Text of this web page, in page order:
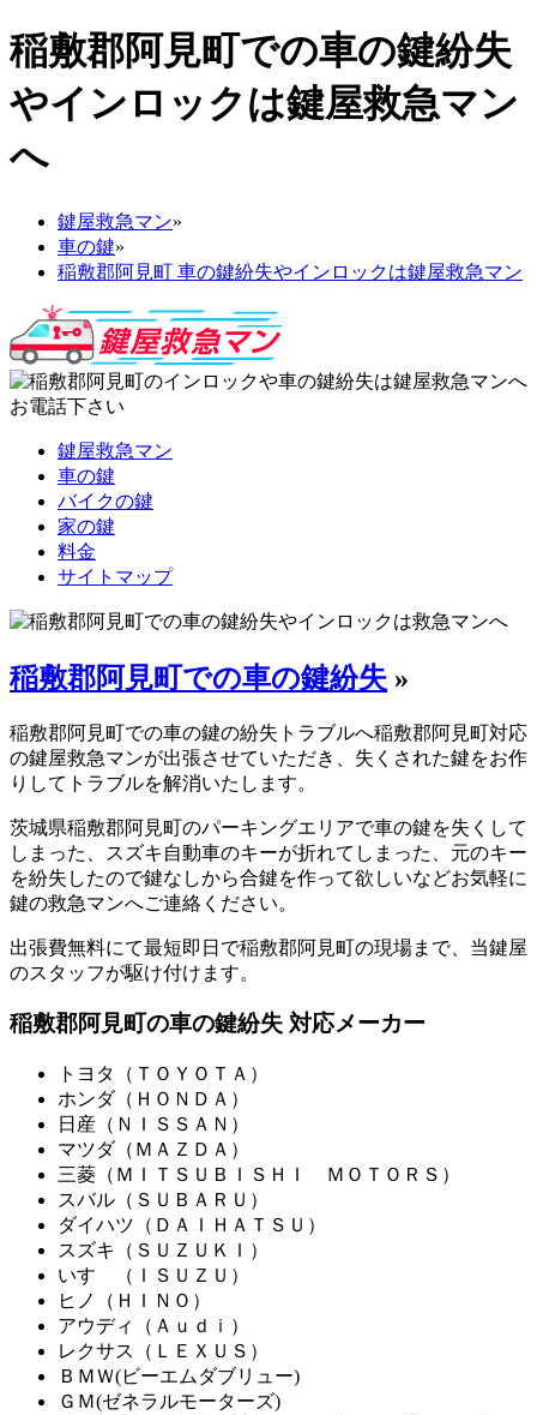
稲敷郡阿見町での車の鍵紛失
やインロックは鍵屋救急マン
へ
鍵屋救急マン»
車の鍵»
稲敷郡阿見町 車の鍵紛失やインロックは鍵屋救急マン
鍵屋救急マン
車の鍵
バイクの鍵
家の鍵
料金
サイトマップ
稲敷郡阿見町での車の鍵紛失 »
稲敷郡阿見町での車の鍵の紛失トラブルへ稲敷郡阿見町対応
の鍵屋救急マンが出張させていただき、失くされた鍵をお作
りしてトラブルを解消いたします。
茨城県稲敷郡阿見町のパーキングエリアで車の鍵を失くして
しまった、スズキ自動車のキーが折れてしまった、元のキー
を紛失したので鍵なしから合鍵を作って欲しいなどお気軽に
鍵の救急マンへご連絡ください。
出張費無料にて最短即日で稲敷郡阿見町の現場まで、当鍵屋
のスタッフが駆け付けます。
稲敷郡阿見町の車の鍵紛失 対応メーカー
トヨタ（ＴＯＹＯＴＡ）
ホンダ（ＨＯＮＤＡ）
日産（ＮＩＳＳＡＮ）
マツダ（ＭＡＺＤＡ）
三菱（ＭＩＴＳＵＢＩＳＨＩ ＭＯＴＯＲＳ）
スバル（ＳＵＢＡＲＵ）
ダイハツ（ＤＡＩＨＡＴＳＵ）
スズキ（ＳＵＺＵＫＩ）
いすゞ（ＩＳＵＺＵ）
ヒノ（ＨＩＮＯ）
アウディ（Ａｕｄｉ）
レクサス（ＬＥＸＵＳ）
ＢＭＷ(ビーエムダブリュー)
ＧＭ(ゼネラルモーターズ)